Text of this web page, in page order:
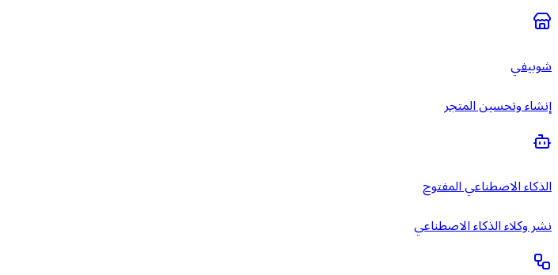
شوبيفي
إنشاء وتحسين المتجر
الذكاء الاصطناعي المفتوح
نشر وكلاء الذكاء الاصطناعي